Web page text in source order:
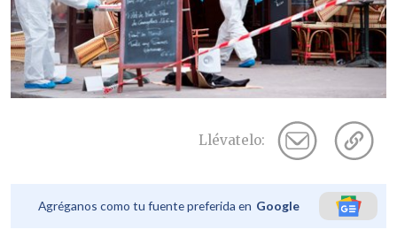
Llévatelo:
Agréganos como tu fuente preferida en Google